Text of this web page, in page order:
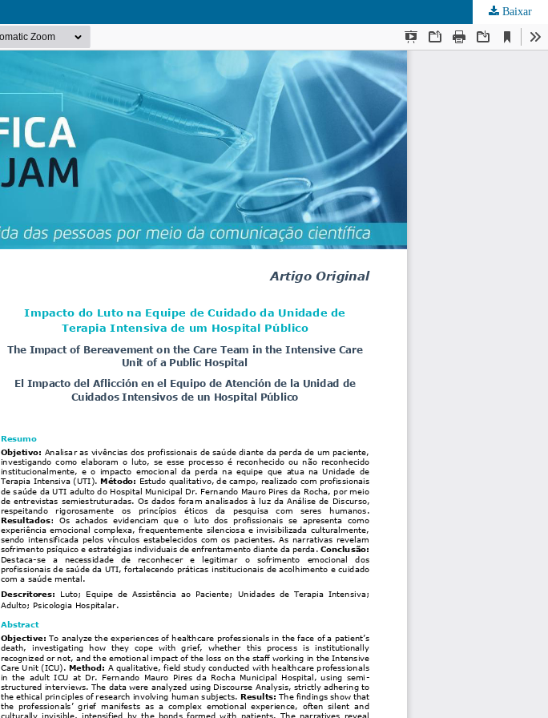
Baixar